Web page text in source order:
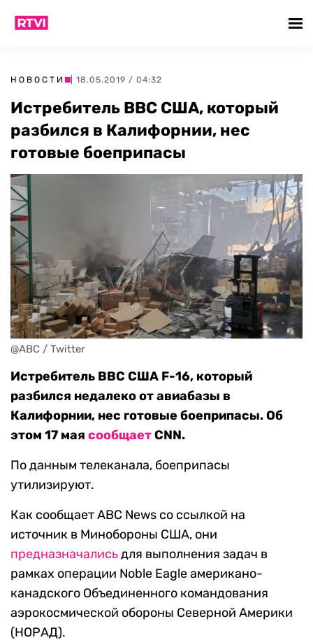
НОВОСТИ | 18.05.2019 / 04:32
Истребитель ВВС США, который
разбился в Калифорнии, нес
готовые боеприпасы
@ABC / Twitter
Истребитель ВВС США F-16, который
разбился недалеко от авиабазы в
Калифорнии, нес готовые боеприпасы. Об
этом 17 мая сообщаетCNN.
По данным телеканала, боеприпасы
утилизируют.
Как сообщает ABC News со ссылкой на
источник в Минобороны США, они
предназначалисьдля выполнения задач в
рамках операции Noble Eagle американо-
канадского Объединенного командования
аэрокосмической обороны Северной Америки
(НОРАД).